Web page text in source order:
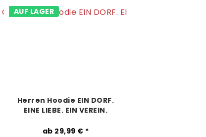
AUF LAGER
Herren Hoodie EIN DORF.
EINE LIEBE. EIN VEREIN.
ab 29,99 € *